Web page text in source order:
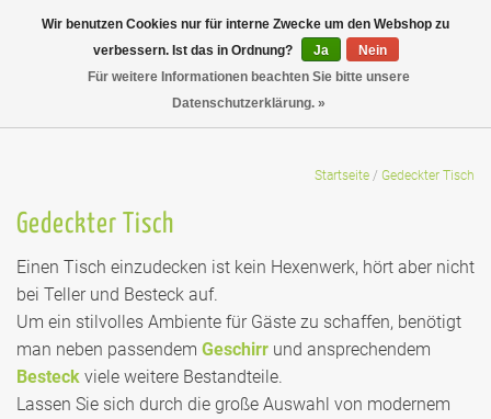
Startseite / Gedeckter Tisch
Gedeckter Tisch
Einen Tisch einzudecken ist kein Hexenwerk, hört aber nicht
bei Teller und Besteck auf.
Um ein stilvolles Ambiente für Gäste zu schaffen, benötigt
man neben passendem Geschirr und ansprechendem
Besteck viele weitere Bestandteile.
Lassen Sie sich durch die große Auswahl von modernem
Wir benutzen Cookies nur für interne Zwecke um den Webshop zu
verbessern. Ist das in Ordnung?
Ja
Nein
Für weitere Informationen beachten Sie bitte unsere
Datenschutzerklärung. »